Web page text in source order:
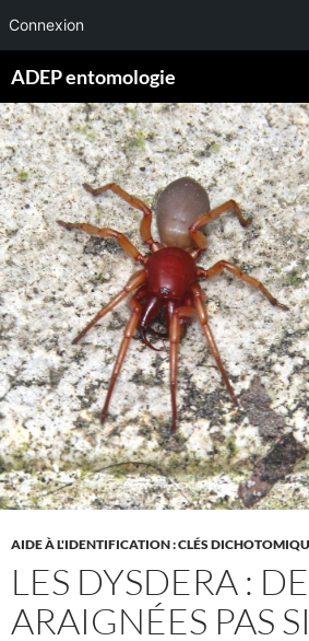
Connexion
au
contenu
ADEP entomologie
AIDE À L'IDENTIFICATION : CLÉS
LES DYSDERA :
ARAIGNÉES PAS